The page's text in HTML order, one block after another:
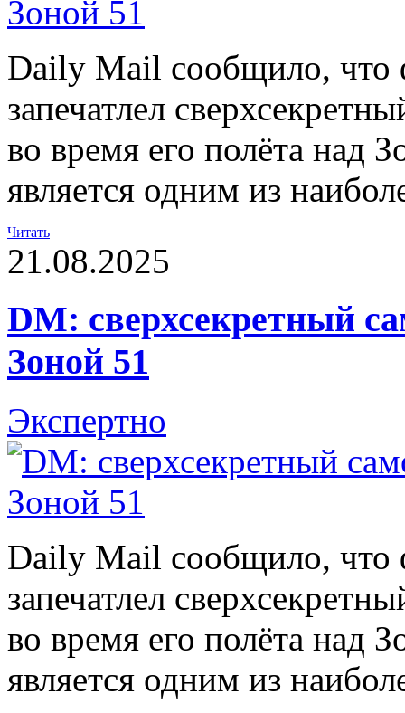
Daily Mail сообщило, что
запечатлел
во время его полёта над
является одним из
Читать
21.08.2025
DM: сверхсекретный
Зоной 51
Экспертно
Daily Mail сообщило, что
запечатлел
во время его полёта над
является одним из